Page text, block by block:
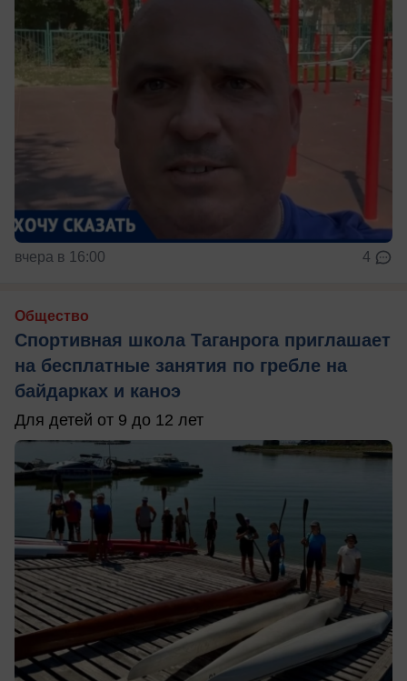
вчера в 16:00 4
Общество
Спортивная школа Таганрога приглашает
на бесплатные занятия по гребле на
байдарках и каноэ
Для детей от 9 до 12 лет